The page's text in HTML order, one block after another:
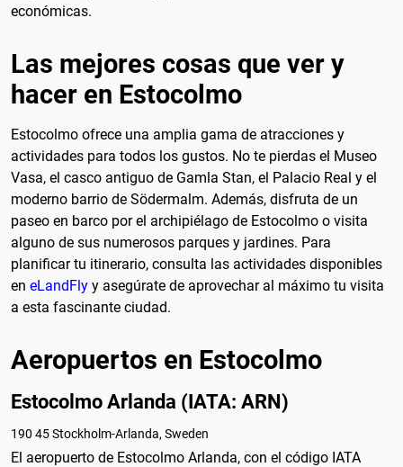
económicas.
Las mejores cosas que ver y
hacer en Estocolmo
Estocolmo ofrece una amplia gama de atracciones y
actividades para todos los gustos. No te pierdas el Museo
Vasa, el casco antiguo de Gamla Stan, el Palacio Real y el
moderno barrio de Södermalm. Además, disfruta de un
paseo en barco por el archipiélago de Estocolmo o visita
alguno de sus numerosos parques y jardines. Para
planificar tu itinerario, consulta las actividades disponibles
en eLandFly y asegúrate de aprovechar al máximo tu visita
a esta fascinante ciudad.
Aeropuertos en Estocolmo
Estocolmo Arlanda (IATA: ARN)
190 45 Stockholm-Arlanda, Sweden
El aeropuerto de Estocolmo Arlanda, con el código IATA